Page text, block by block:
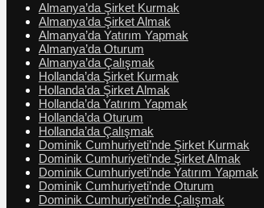
Almanya’da Şirket Kurmak
Almanya’da Şirket Almak
Almanya’da Yatırım Yapmak
Almanya’da Oturum
Almanya’da Çalışmak
Hollanda’da Şirket Kurmak
Hollanda’da Şirket Almak
Hollanda’da Yatırım Yapmak
Hollanda’da Oturum
Hollanda’da Çalışmak
Dominik Cumhuriyeti’nde Şirket Kurmak
Dominik Cumhuriyeti’nde Şirket Almak
Dominik Cumhuriyeti’nde Yatırım Yapmak
Dominik Cumhuriyeti’nde Oturum
Dominik Cumhuriyeti’nde Çalışmak